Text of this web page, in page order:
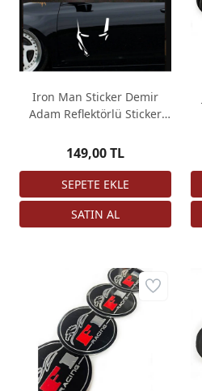
Iron Man Sticker Demir
Adam Reflektörlü Sticker
149,00 TL